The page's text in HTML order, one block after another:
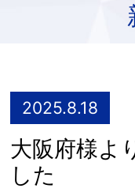
2025.8.18
大阪府様よ
した